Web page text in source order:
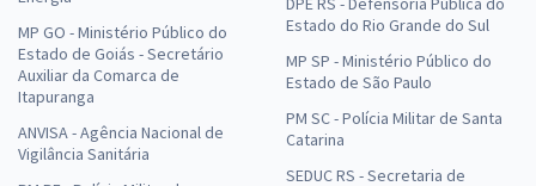
MP GO - Ministério Público do
Estado de Goiás - Secretário
Auxiliar da Comarca de
Itapuranga
ANVISA - Agência Nacional de
Vigilância Sanitária
Estado do Rio Grande do Sul
MP SP - Ministério Público do
Estado de São Paulo
PM SC - Polícia Militar de Santa
Catarina
SEDUC RS - Secretaria de